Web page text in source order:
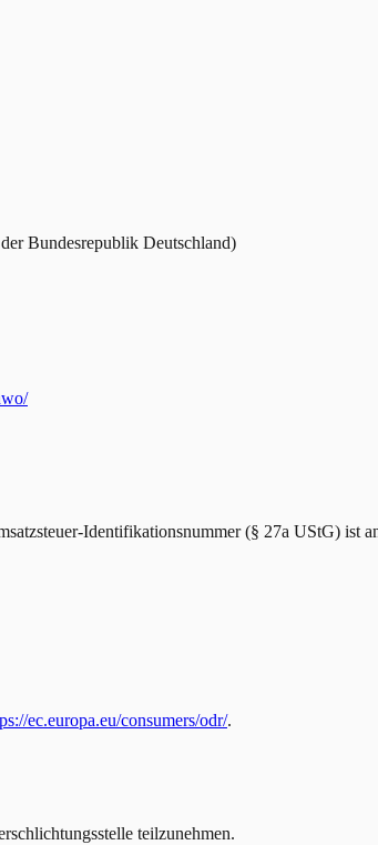
Bundesrepublik Deutschland)
Identifikationsnummer (§ 27a UStG) ist
ec.europa.eu/consumers/odr/.
teilzunehmen.